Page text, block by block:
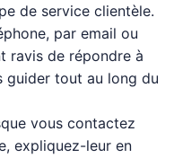
de service clientèle.
par email ou
ravis de répondre à
guider tout au long du
vous contactez
expliquez-leur en